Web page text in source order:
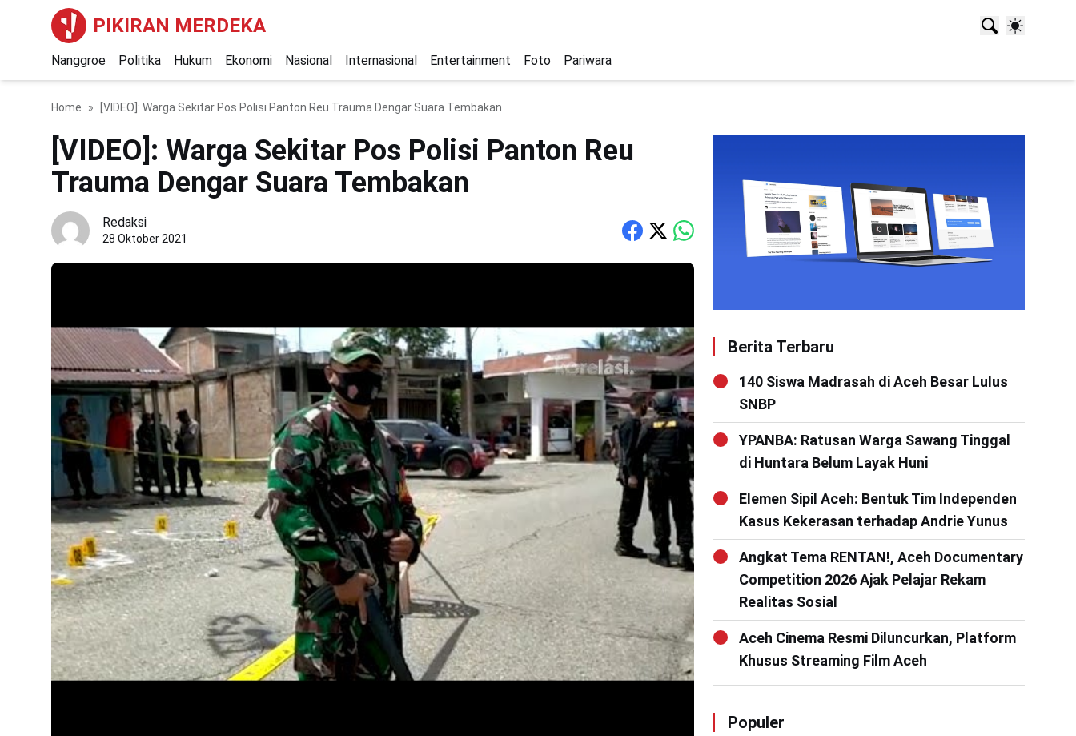
PIKIRAN MERDEKA
Nanggroe Politika Hukum Ekonomi Nasional Internasional Entertainment Foto Pariwara
Home [VIDEO]: Warga Sekitar Pos Polisi Panton Reu Trauma Dengar Suara Tembakan
[VIDEO]: Warga Sekitar Pos Polisi Panton Reu
Trauma Dengar Suara Tembakan
Redaksi
28 Oktober 2021
Berita Terbaru
140 Siswa Madrasah di Aceh Besar Lulus
SNBP
YPANBA: Ratusan Warga Sawang Tinggal
di Huntara Belum Layak Huni
Elemen Sipil Aceh: Bentuk Tim Independen
Kasus Kekerasan terhadap Andrie Yunus
Angkat Tema RENTAN!, Aceh Documentary
Competition 2026 Ajak Pelajar Rekam
Realitas Sosial
Aceh Cinema Resmi Diluncurkan, Platform
Khusus Streaming Film Aceh
Populer